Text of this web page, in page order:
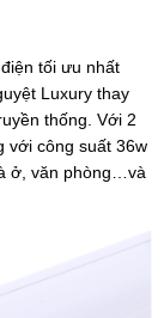
tối ưu nhất
Luxury thay
thống. Với 2
với công suất 36w
ở, văn phòng…và